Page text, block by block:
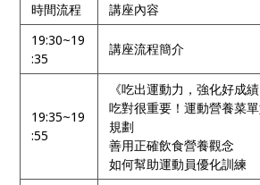
時間流程 講座內容
19:30~19
:35
講座流程簡介
19:35~19
:55
《吃出運動力，強化好成績
吃對很重要！運動營養菜
規劃
善用正確飲食營養觀念
如何幫助運動員優化訓練